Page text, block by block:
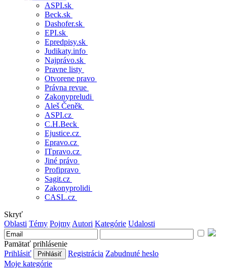
ASPI.sk
Beck.sk
Dashofer.sk
EPI.sk
Epredpisy.sk
Judikaty.info
Najprávo.sk
Pravne listy
Otvorene pravo
Právna revue
Zakonypreludi
Aleš Čeněk
ASPI.cz
C.H.Beck
Ejustice.cz
Epravo.cz
ITpravo.cz
Jiné právo
Profipravo
Sagit.cz
Zakonyprolidi
CASL.cz
Skryť
Oblasti Témy Pojmy Autori Kategórie Udalosti
Pamätať prihlásenie
Prihlásiť
Registrácia Zabudnuté heslo
Moje kategórie